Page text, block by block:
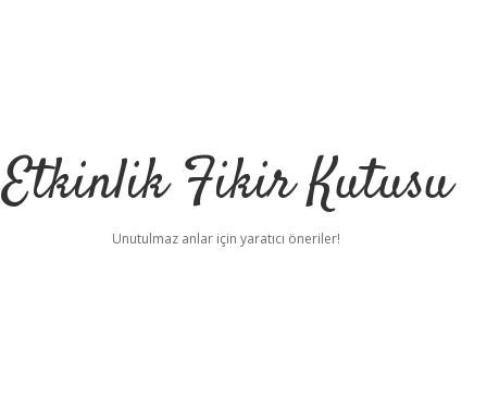
Etkinlik Fikir Kutusu
Unutulmaz anlar için yaratıcı öneriler!